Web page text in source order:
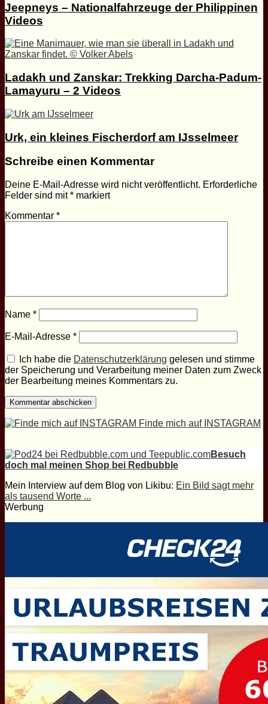
Jeepneys – Nationalfahrzeuge der Philippinen
Videos
Ladakh und Zanskar: Trekking Darcha-Padum-
Lamayuru – 2 Videos
Urk, ein kleines Fischerdorf am IJsselmeer
Schreibe einen Kommentar
Deine E-Mail-Adresse wird nicht veröffentlicht. Erforderliche
Felder sind mit* markiert
Kommentar *
Name *
E-Mail-Adresse *
Ich habe die Datenschutzerklärung gelesen und stimme
der Speicherung und Verarbeitung meiner Daten zum Zweck
der Bearbeitung meines Kommentars zu.
Finde mich auf INSTAGRAM
Besuch
doch mal meinen Shop bei Redbubble
Mein Interview auf dem Blog von Likibu: Ein Bild sagt mehr
als tausend Worte ...
Werbung